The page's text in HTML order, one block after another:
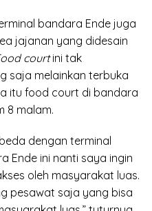
bandara Ende juga
jajanan yang didesain
courtini tak
saja melainkan terbuka
itu food court di bandara
8 malam.
dengan terminal
Ende ini nanti saya ingin
oleh masyarakat luas.
pesawat saja yang bisa